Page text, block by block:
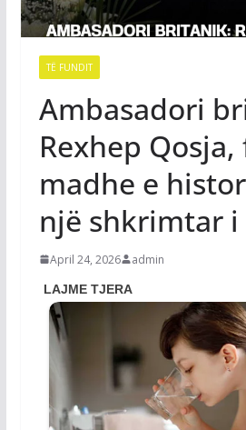
TË FUNDIT
Ambasadori
Rexhep
madhe e
një shkrimtar i
April 24, 2026 admin